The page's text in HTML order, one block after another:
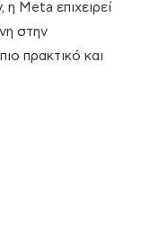
Meta επιχειρεί
στην
πρακτικό και